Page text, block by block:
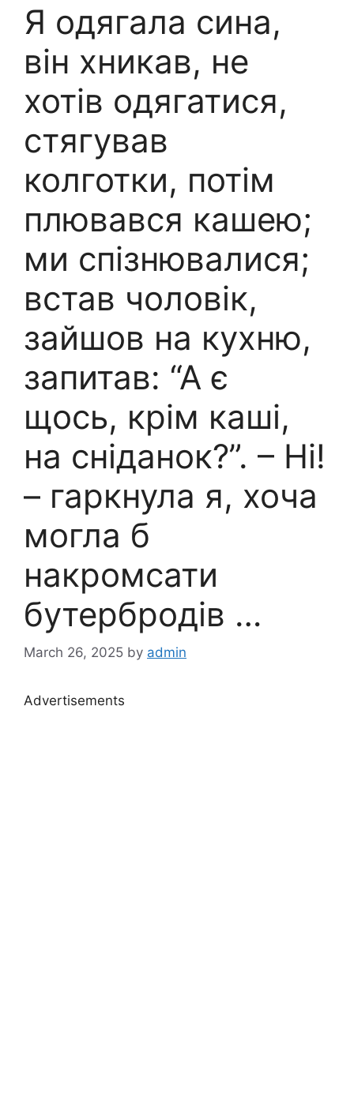
Я одягала сина,
він хникав, не
хотів одягатися,
стягував
колготки, потім
плювався кашею;
ми спізнювалися;
встав чоловік,
зайшов на кухню,
запитав: “А є
щось, крім каші,
на сніданок?”. – Ні!
– гаркнула я, хоча
могла б
накромсати
бутербродів …
March 26, 2025 by admin
Advertisements